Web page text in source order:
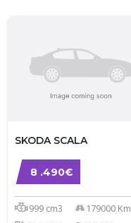
8 .490€
SKODA SCALA
999 cm3
179000 Km